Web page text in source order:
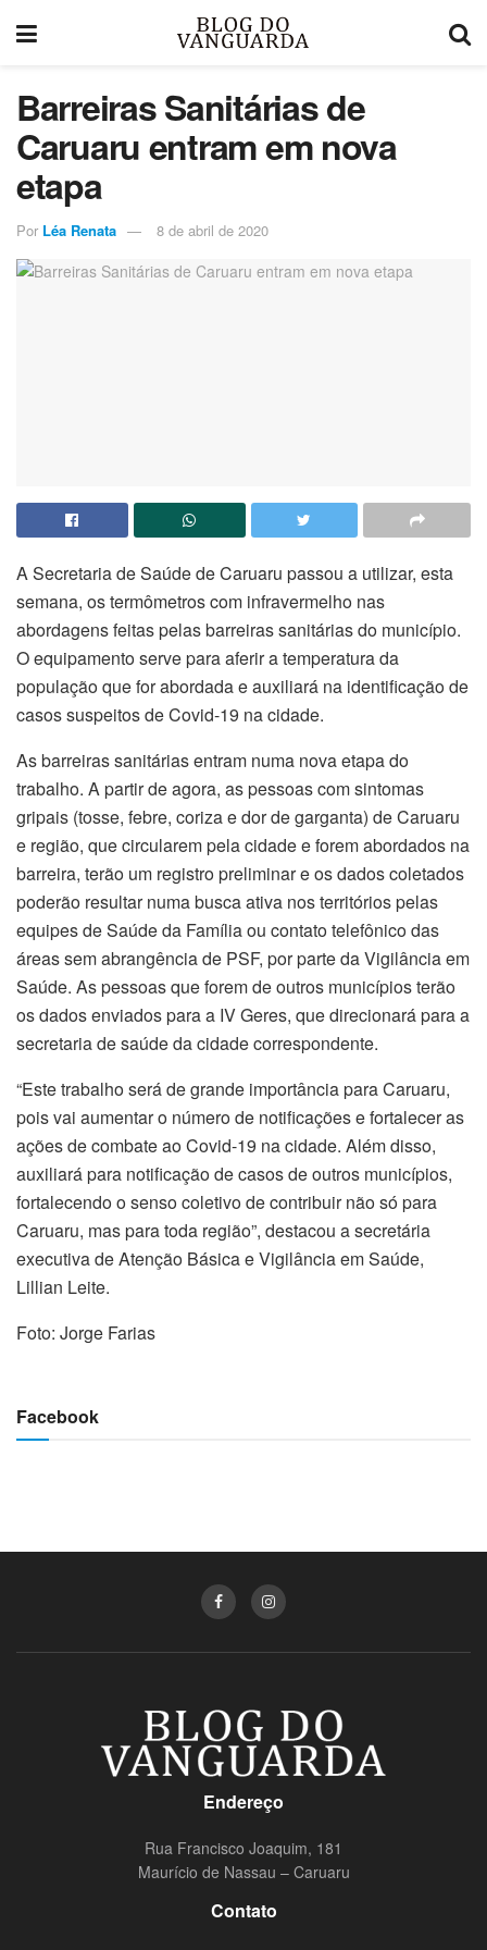
Barreiras Sanitárias de
Caruaru entram em nova
etapa
Por Léa Renata 8 de abril de 2020
A Secretaria de Saúde de Caruaru passou a utilizar, esta
semana, os termômetros com infravermelho nas
abordagens feitas pelas barreiras sanitárias do município.
O equipamento serve para aferir a temperatura da
população que for abordada e auxiliará na identificação de
casos suspeitos de Covid-19 na cidade.
As barreiras sanitárias entram numa nova etapa do
trabalho. A partir de agora, as pessoas com sintomas
gripais (tosse, febre, coriza e dor de garganta) de Caruaru
e região, que circularem pela cidade e forem abordados na
barreira, terão um registro preliminar e os dados coletados
poderão resultar numa busca ativa nos territórios pelas
equipes de Saúde da Família ou contato telefônico das
áreas sem abrangência de PSF, por parte da Vigilância em
Saúde. As pessoas que forem de outros municípios terão
os dados enviados para a IV Geres, que direcionará para a
secretaria de saúde da cidade correspondente.
“Este trabalho será de grande importância para Caruaru,
pois vai aumentar o número de notificações e fortalecer as
ações de combate ao Covid-19 na cidade. Além disso,
auxiliará para notificação de casos de outros municípios,
fortalecendo o senso coletivo de contribuir não só para
Caruaru, mas para toda região”, destacou a secretária
executiva de Atenção Básica e Vigilância em Saúde,
Lillian Leite.
Foto: Jorge Farias
Facebook
Endereço
Rua Francisco Joaquim, 181
Maurício de Nassau – Caruaru
Contato